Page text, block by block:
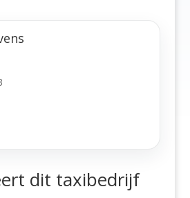
dit taxibedrijf